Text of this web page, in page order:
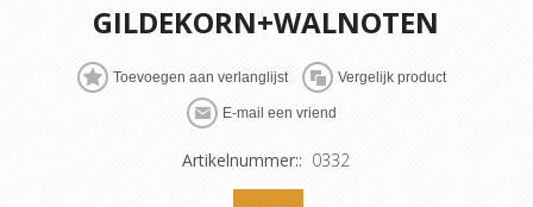
GILDEKORN+WALNOTEN
Artikelnummer:: 0332